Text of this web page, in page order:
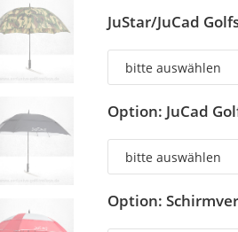
JuStar/JuCad
Option: JuCad
Option: